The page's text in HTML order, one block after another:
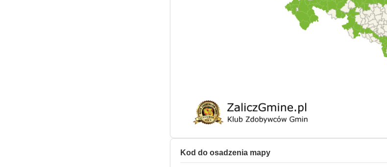
Kod do osadzenia mapy